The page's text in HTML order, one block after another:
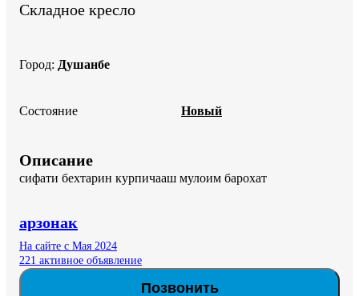
Складное кресло
Город: Душанбе
Состояние Новый
Описание
сифати бехтарин курпичааш мулоим барохат
арзонак
На сайте с Мая 2024
221 активное объявление
Позвонить